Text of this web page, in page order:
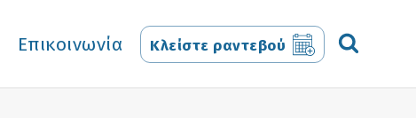
Επικοινωνία Κλείστε ραντεβού